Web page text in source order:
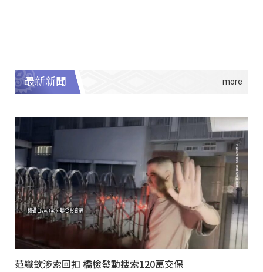
最新新聞
范織欽涉索回扣 橋檢發動搜索120萬交保